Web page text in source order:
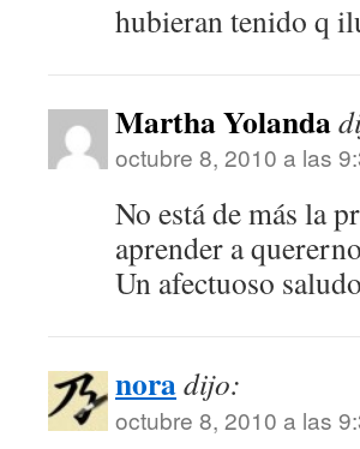
hubieran tenido q
Martha Yolanda
octubre 8, 2010 a las
No está de más la
aprender a
Un afectuoso saludo
noradijo:
octubre 8, 2010 a las